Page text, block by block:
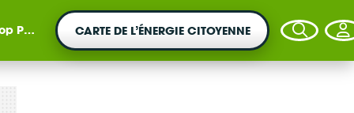
! CARTE DE L’ÉNERGIE CITOYENNE